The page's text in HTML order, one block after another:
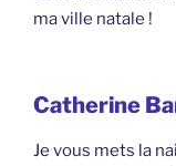
ma ville natale !
Catherine
Je vous mets la